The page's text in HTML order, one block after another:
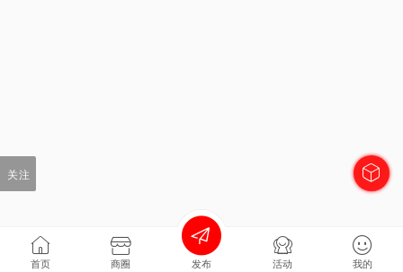
首页 商圈 发布 活动 我的
关注